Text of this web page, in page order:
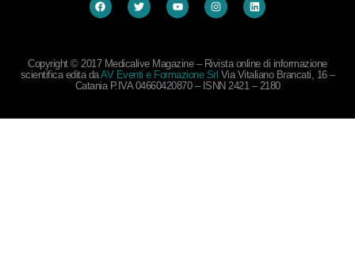
Copyright © 2017 Medicalive Magazine – Rivista online di informazione
scientifica edita daAV Eventi e Formazione Srl Via Vitaliano Brancati, 16 –
Catania P.IVA 04660420870 – ISNN 2421 – 2180